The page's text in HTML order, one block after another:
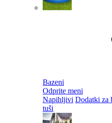
Bazeni
Odprite meni
Napihljivi Dodatki za
tuši